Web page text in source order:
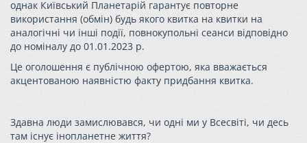
однак Київський Планетарій гарантує повторне
використання (обмін) будь якого квитка на квитки на
аналогічні чи інші події, повнокупольні сеанси відповідно
до номіналу до 01.01.2023 р.
Це оголошення є публічною офертою, яка вважається
акцентованою наявністю факту придбання квитка.
Здавна люди замислювався, чи одні ми у Всесвіті, чи десь
там існує інопланетне життя?